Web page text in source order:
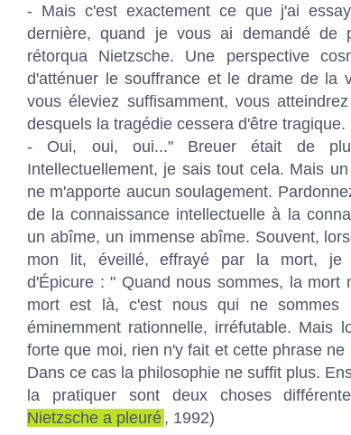
- Mais c'est exactement ce que j'ai
dernière, quand je vous ai demandé de
rétorqua Nietzsche. Une perspective
d'atténuer le souffrance et le drame de la
vous éleviez suffisamment, vous
desquels la tragédie cessera d'être tragique.
- Oui, oui, oui..." Breuer était de
Intellectuellement, je sais tout cela. Mais
ne m'apporte aucun soulagement.
de la connaissance intellectuelle à la
un abîme, un immense abîme. Souvent,
mon lit, éveillé, effrayé par la mort, je
d'Épicure : " Quand nous sommes, la mort
mort est là, c'est nous qui ne sommes
éminemment rationnelle, irréfutable. Mais
forte que moi, rien n'y fait et cette phrase
Dans ce cas la philosophie ne suffit plus.
la pratiquer sont deux choses
Nietzsche a pleuré , 1992)